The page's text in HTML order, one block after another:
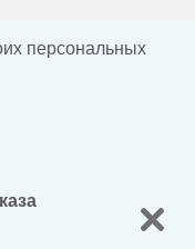
персональных